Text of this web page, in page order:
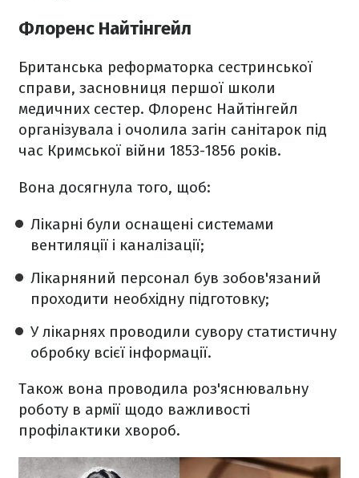
Флоренс Найтінгейл
Британська реформаторка сестринської
справи, засновниця першої школи
медичних сестер. Флоренс Найтінгейл
організувала і очолила загін санітарок під
час Кримської війни 1853-1856 років.
Вона досягнула того, щоб:
Лікарні були оснащені системами
вентиляції і каналізації;
Лікарняний персонал був зобов'язаний
проходити необхідну підготовку;
У лікарнях проводили сувору статистичну
обробку всієї інформації.
Також вона проводила роз'яснювальну
роботу в армії щодо важливості
профілактики хвороб.